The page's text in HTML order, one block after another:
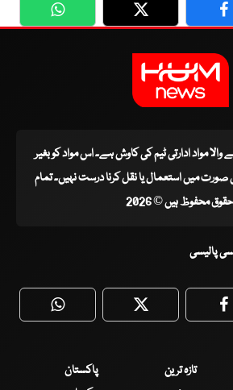
WhatsApp Twitter
والا مواد ادارتی ٹیم کی کاوش ہے۔ اس مواد کو بغیر
میں استعمال یا نقل کرنا درست نہیں۔ تمام
حقوق محفوظ ہیں © 2026
پالیسی
WhatsApp Twitter
تازہ ترین
پاکستان